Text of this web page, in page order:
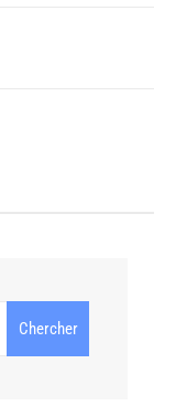
Chercher